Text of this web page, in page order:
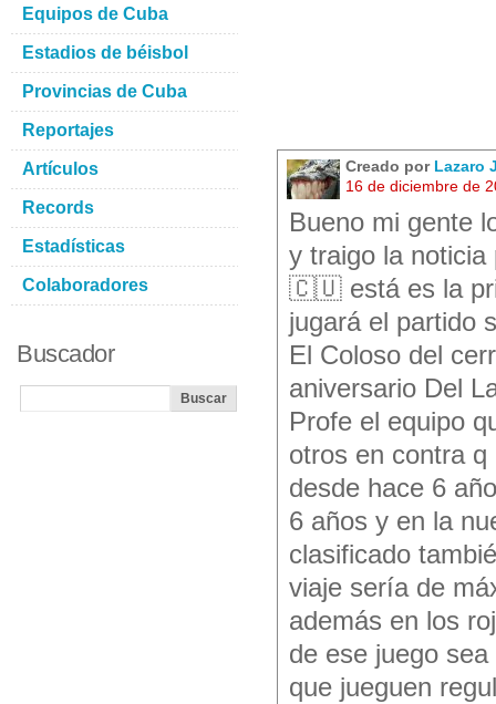
Creado por Lazaro
16 de diciembre de
Bueno mi gente
y traigo la noticia
🇨🇺 está es la
jugará el partido
El Coloso del
aniversario Del
Profe el equipo
otros en contra
desde hace 6
6 años y en la
clasificado
viaje sería de
además en los
de ese juego
que jueguen
Equipos de Cuba
Estadios de béisbol
Provincias de Cuba
Reportajes
Artículos
Records
Estadísticas
Colaboradores
Buscador